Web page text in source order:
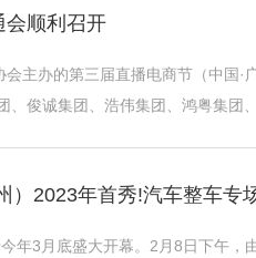
会顺利召开
主办的第三届直播电商节（中国
俊诚集团、浩伟集团、鸿粤集团
）2023年首秀!汽车整车专
年3月底盛大开幕。2月8日下午